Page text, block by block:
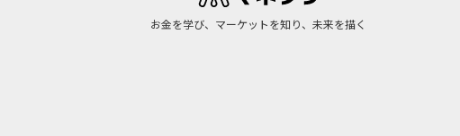
お金を学び、マーケットを知り、未来を描く